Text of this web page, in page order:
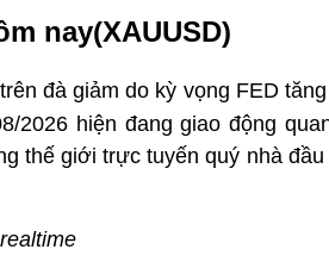
nay(XAUUSD)
đà giảm do kỳ vọng FED
2026 hiện đang giao động
thế giới trực tuyến quý nhà
realtime